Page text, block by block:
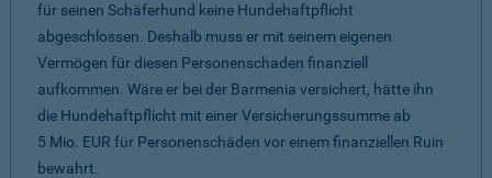
für seinen Schäferhund keine Hundehaftpflicht
abgeschlossen. Deshalb muss er mit seinem eigenen
Vermögen für diesen Personenschaden finanziell
aufkommen. Wäre er bei der Barmenia versichert, hätte ihn
die Hundehaftpflicht mit einer Versicherungssumme ab
5 Mio. EUR für Personenschäden vor einem finanziellen Ruin
bewahrt.